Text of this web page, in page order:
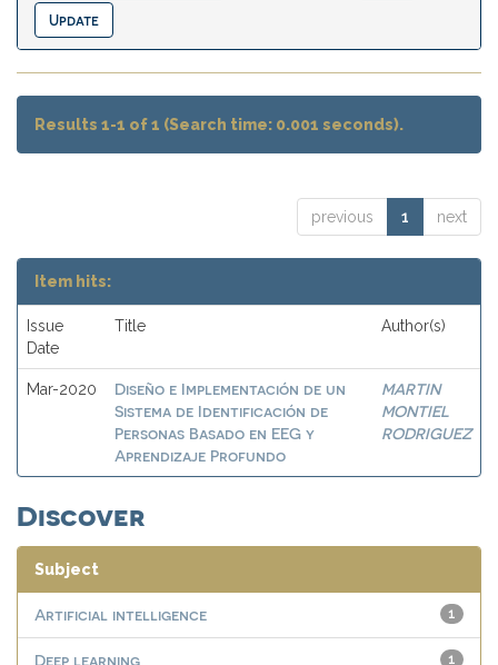
Results 1-1 of 1 (Search time: 0.001 seconds).
previous 1 next
Item hits:
Issue
Date
Title Author(s)
Mar-2020
Diseño e Implementación de un
Sistema de Identificación de
Personas Basado en EEG y
Aprendizaje Profundo
MARTIN
MONTIEL
RODRIGUEZ
Discover
Subject
1
Artificial intelligence
1
Deep learning